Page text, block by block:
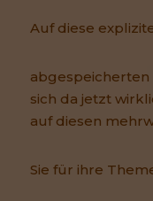
Auf diese
abgespeicherten
sich da jetzt
auf diesen
Sie für ihre